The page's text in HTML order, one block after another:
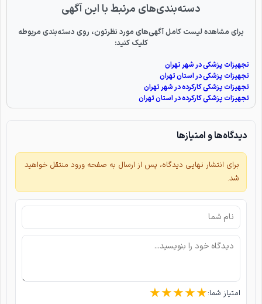
دسته‌بندی‌های مرتبط با این آگهی
برای مشاهده لیست کامل آگهی‌های مورد نظرتون، روی دسته‌بندی مربوطه
کلیک کنید:
تجهیزات پزشکی در شهر تهران
تجهیزات پزشکی در استان تهران
تجهیزات پزشکی کارکرده در شهر تهران
تجهیزات پزشکی کارکرده در استان تهران
دیدگاه‌ها و امتیازها
برای انتشار نهایی دیدگاه، پس از ارسال به صفحه ورود منتقل خواهید
شد.
امتیاز شما: ★★★★★